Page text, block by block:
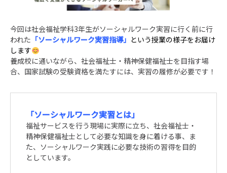
今回は社会福祉学科3年生がソーシャルワーク実習に行く前に行
われた 「ソーシャルワーク実習指導」 という授業の様子をお届け
します
養成校に通いながら、社会福祉士・精神保健福祉士を目指す場
合、国家試験の受験資格を満たすには、実習の履修が必要です！
「ソーシャルワーク実習とは」
福祉サービスを行う現場に実際に立ち、社会福祉士・
精神保健福祉士として必要な知識を身に着ける事、ま
た、ソーシャルワーク実践に必要な技術の習得を目的
としています。